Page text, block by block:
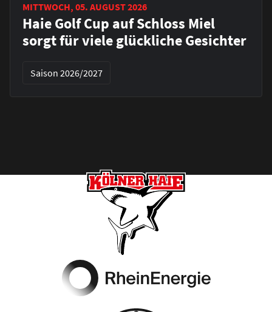
MITTWOCH, 05. AUGUST 2026
Haie Golf Cup auf Schloss Miel
sorgt für viele glückliche Gesichter
Saison 2026/2027